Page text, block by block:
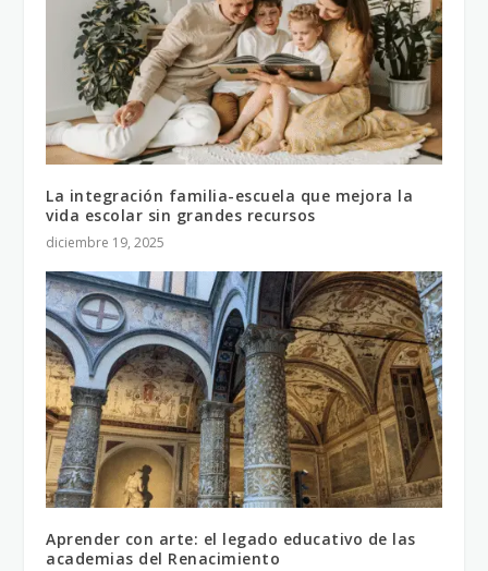
La integración familia-escuela que mejora la
vida escolar sin grandes recursos
diciembre 19, 2025
Aprender con arte: el legado educativo de las
academias del Renacimiento